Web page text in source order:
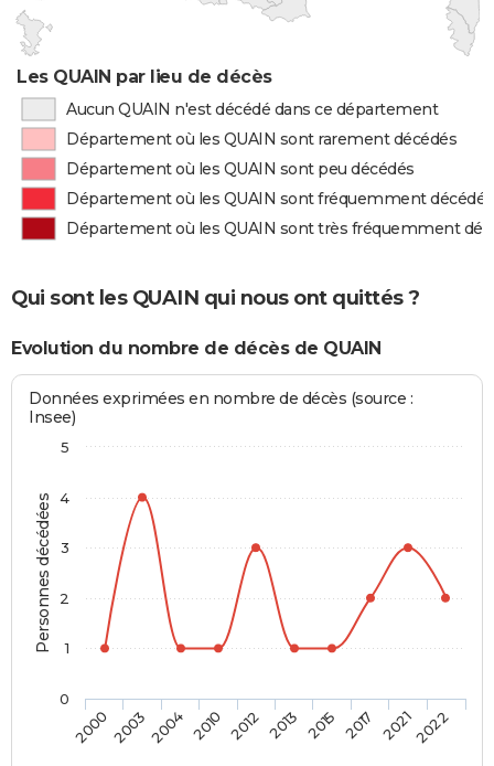
Les QUAIN par lieu de décès
Aucun QUAIN n'est décédé dans ce département
Département où les QUAIN sont rarement décédés
Département où les QUAIN sont peu décédés
Département où les QUAIN sont fréquemment décédés
Département où les QUAIN sont très fréquemment
Qui sont les QUAIN qui nous ont quittés ?
Evolution du nombre de décès de QUAIN
Personnes décédées
Données exprimées en nombre de décès (source :
Insee)
200020032004 2010 2012 2013 2015 2017 20212022
0
1
2
3
4
5